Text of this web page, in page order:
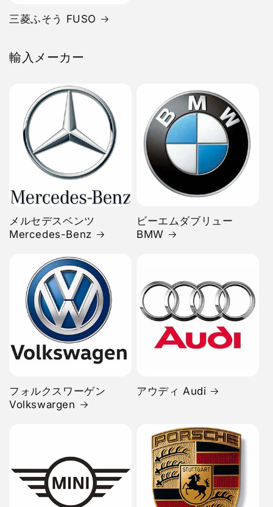
三菱ふそう FUSO
輸入メーカー
メルセデスベンツ
Mercedes-Benz
ビーエムダブリュー
BMW
フォルクスワーゲン
Volkswargen
アウディ Audi